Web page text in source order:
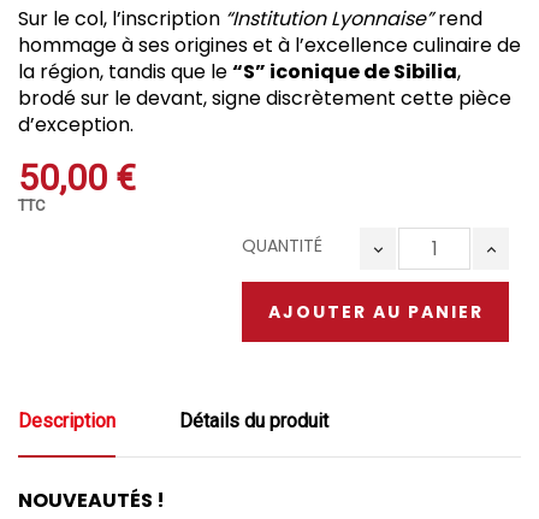
Sur le col, l’inscription “Institution Lyonnaise”rend
hommage à ses origines et à l’excellence culinaire de
la région, tandis que le“S” iconique de Sibilia,
brodé sur le devant, signe discrètement cette pièce
d’exception.
50,00 €
TTC
QUANTITÉ
AJOUTER AU PANIER
Description Détails du produit
NOUVEAUTÉS !